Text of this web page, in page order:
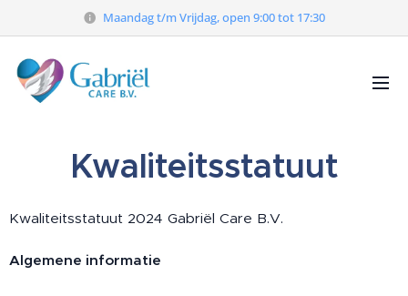
Maandag t/m Vrijdag, open 9:00 tot 17:30
Kwaliteitsstatuut
Kwaliteitsstatuut 2024 Gabriël Care B.V.
Algemene informatie